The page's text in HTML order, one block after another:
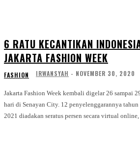
6 RATU KECANTIKAN
JAKARTA FASHION WEEK
FASHION IRWANSYAH - NOVEMBER 30, 2020
Jakarta Fashion Week kembali digelar 26 sampai
hari di Senayan City. 12 penyelenggarannya
2021 diadakan seratus persen secara virtual